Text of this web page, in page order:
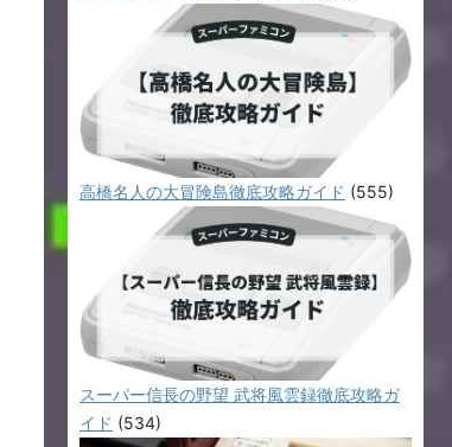
高橋名人の大冒険島徹底攻略ガイド (555)
スーパー信長の野望 武将風雲録徹底攻略ガ
イド (534)